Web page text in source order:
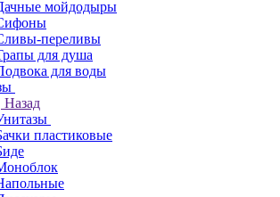
мойдодыры
переливы
для душа
для воды
Назад
пластиковые